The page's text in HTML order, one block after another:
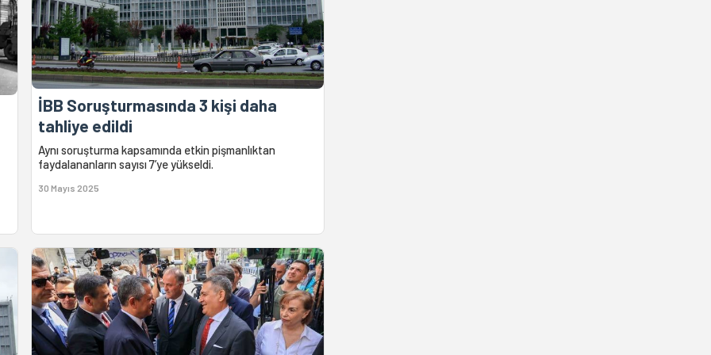
İBB Soruşturmasında 3 kişi daha
tahliye edildi
Aynı soruşturma kapsamında etkin pişmanlıktan
faydalananların sayısı 7’ye yükseldi.
30 Mayıs 2025